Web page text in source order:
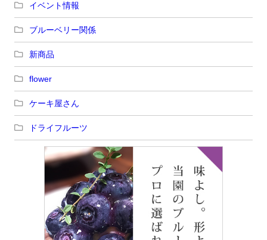
イベント情報
ブルーベリー関係
新商品
flower
ケーキ屋さん
ドライフルーツ